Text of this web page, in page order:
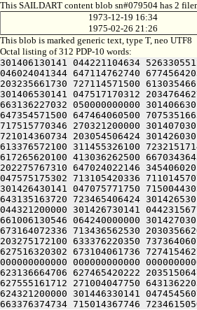
This SAILDART content blob sn#079504 has 2
1973-12-19 16:34
1975-02-26 21:26
This blob is marked generic text, type T, neo UTF8
Octal listing of 312 PDP-10 words:
301406130141 044221104634
046024041344 647114762740
203235661730 727114571500
301406530141 047517170312
663136227032 050000000000
647354571500 647464060500
717515770346 270321200000
721014360734 203054506424
613376572100 311455326100
617265620100 413036262500
202275767310 647024022146
047575175302 713105420336
301426430141 047075771750
643135163720 723465406424
044321200000 301426730141
661006130546 064240000000
673164072336 713436562530
203275172100 633376220350
627516320302 673104061736
000000000000 000000000000
623136664706 627465420222
627555161712 271004047750
624321200000 301446330141
663376374734 715014367746